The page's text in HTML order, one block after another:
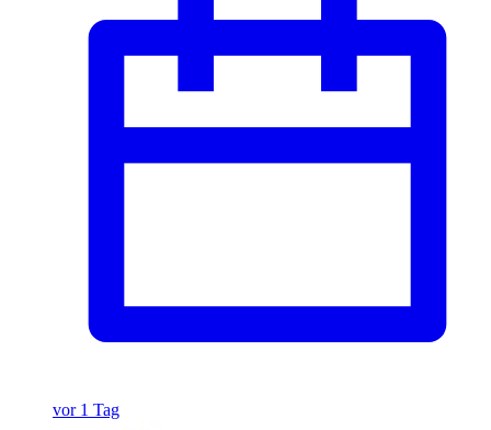
vor 1 Tag